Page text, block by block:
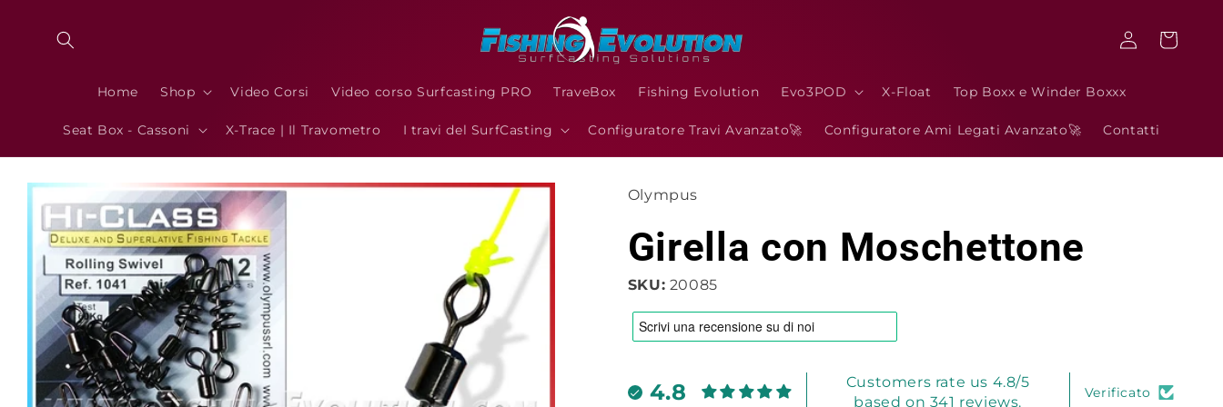
ai contenuti
Home Shop Video Corsi Video corso Surfcasting PRO TraveBox Fishing Evolution Evo3POD X-Float Top Boxx e Winder Boxxx
Seat Box - Cassoni X-Trace | Il Travometro I travi del SurfCasting Configuratore Travi Avanzato🚀 Configuratore Ami Legati Avanzato🚀 Contatti
Accedi Carrello
Passa alle
informazioni
sul prodotto
Olympus
Girella con Moschettone
SKU: 20085
4.8
Customers rate us 4.8/5
based on 341 reviews.
Verificato